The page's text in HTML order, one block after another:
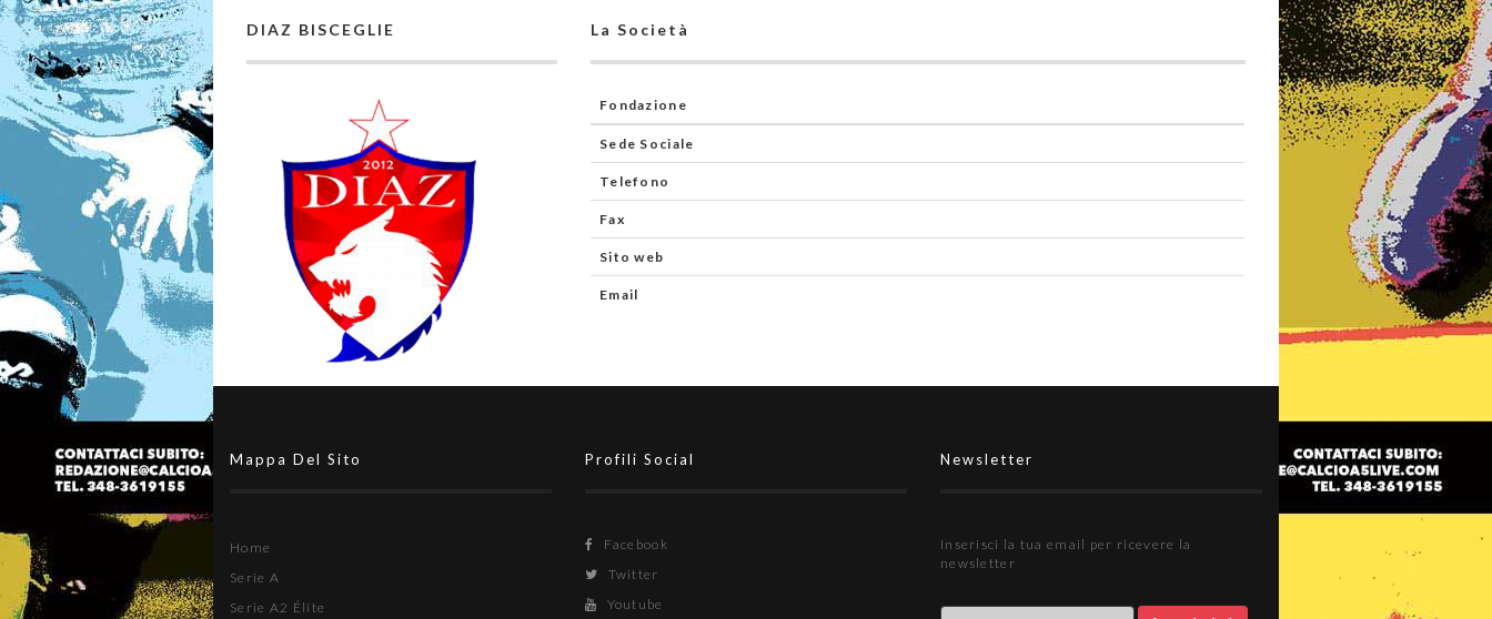
DIAZ BISCEGLIE La Società
Fondazione
Sede Sociale
Telefono
Fax
Sito web
Email
Mappa Del Sito
Home
Serie A
Serie A2 Élite
Profili Social
Facebook
Twitter
Youtube
Newsletter
Inserisci la tua email per ricevere la
newsletter